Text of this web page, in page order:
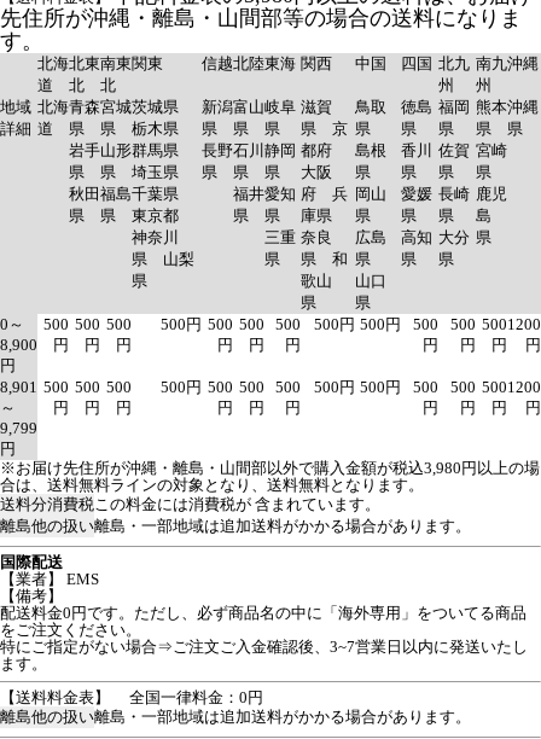
先住所が沖縄・離島・山間部等の場合の送料になりま
す。
北海
道
北東
北
南東
北
関東 信越北陸東海 関西 中国 四国 北九
州
南九
州
沖縄
地域
詳細
北海
道
青森
県
岩手
県
秋田
県
宮城
県
山形
県
福島
県
茨城県
栃木県
群馬県
埼玉県
千葉県
東京都
神奈川
県 山梨
県
新潟
県
長野
県
富山
県
石川
県
福井
県
岐阜
県
静岡
県
愛知
県
三重
県
滋賀
県 京
都府
大阪
府 兵
庫県
奈良
県 和
歌山
県
鳥取
県
島根
県
岡山
県
広島
県
山口
県
徳島
県
香川
県
愛媛
県
高知
県
福岡
県
佐賀
県
長崎
県
大分
県
熊本
県
宮崎
県
鹿児
島
県
沖縄
県
0～
8,900
円
500
円
500
円
500
円
500円 500
円
500
円
500
円
500円 500円
500
円
500
円
500
円
1200
円
8,901
～
9,799
円
500
円
500
円
500
円
500円 500
円
500
円
500
円
500円 500円
500
円
500
円
500
円
1200
円
※お届け先住所が沖縄・離島・山間部以外で購入金額が税込3,980円以上の場
合は、送料無料ラインの対象となり、送料無料となります。
送料分消費税この料金には消費税が 含まれています。
離島他の扱い離島・一部地域は追加送料がかかる場合があります。
国際配送
【業者】 EMS
【備考】
配送料金0円です。ただし、必ず商品名の中に「海外専用」をついてる商品
をご注文ください。
特にご指定がない場合⇒ご注文ご入金確認後、3~7営業日以内に発送いたし
ます。
【送料料金表】
全国一律料金：0円
離島他の扱い離島・一部地域は追加送料がかかる場合があります。